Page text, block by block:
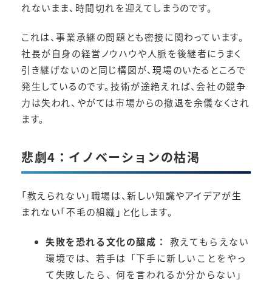
れないまま、時間切れを迎えてしまうのです。
これは、事業承継の問題とも密接に関わっています。
社長が自身の経営ノウハウや人脈を後継者にうまく
引き継げないのと同じ構図が、現場のいたるところで
発生しているのです。技術が途絶えれば、会社の競争
力は失われ、やがては市場からの撤退を余儀なくされ
ます。
悲劇4：イノベーションの枯渇
「教えられない」職場は、新しい知識やアイデアが生
まれない「不毛の組織」と化します。
失敗を恐れる文化の醸成：
教えてもらえない
環境では、若手は「下手に新しいことをやっ
て失敗したら、何を言われるか分からない」